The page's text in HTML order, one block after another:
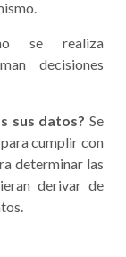
se realiza
decisiones
sus datos? Se
cumplir con
determinar las
derivar de